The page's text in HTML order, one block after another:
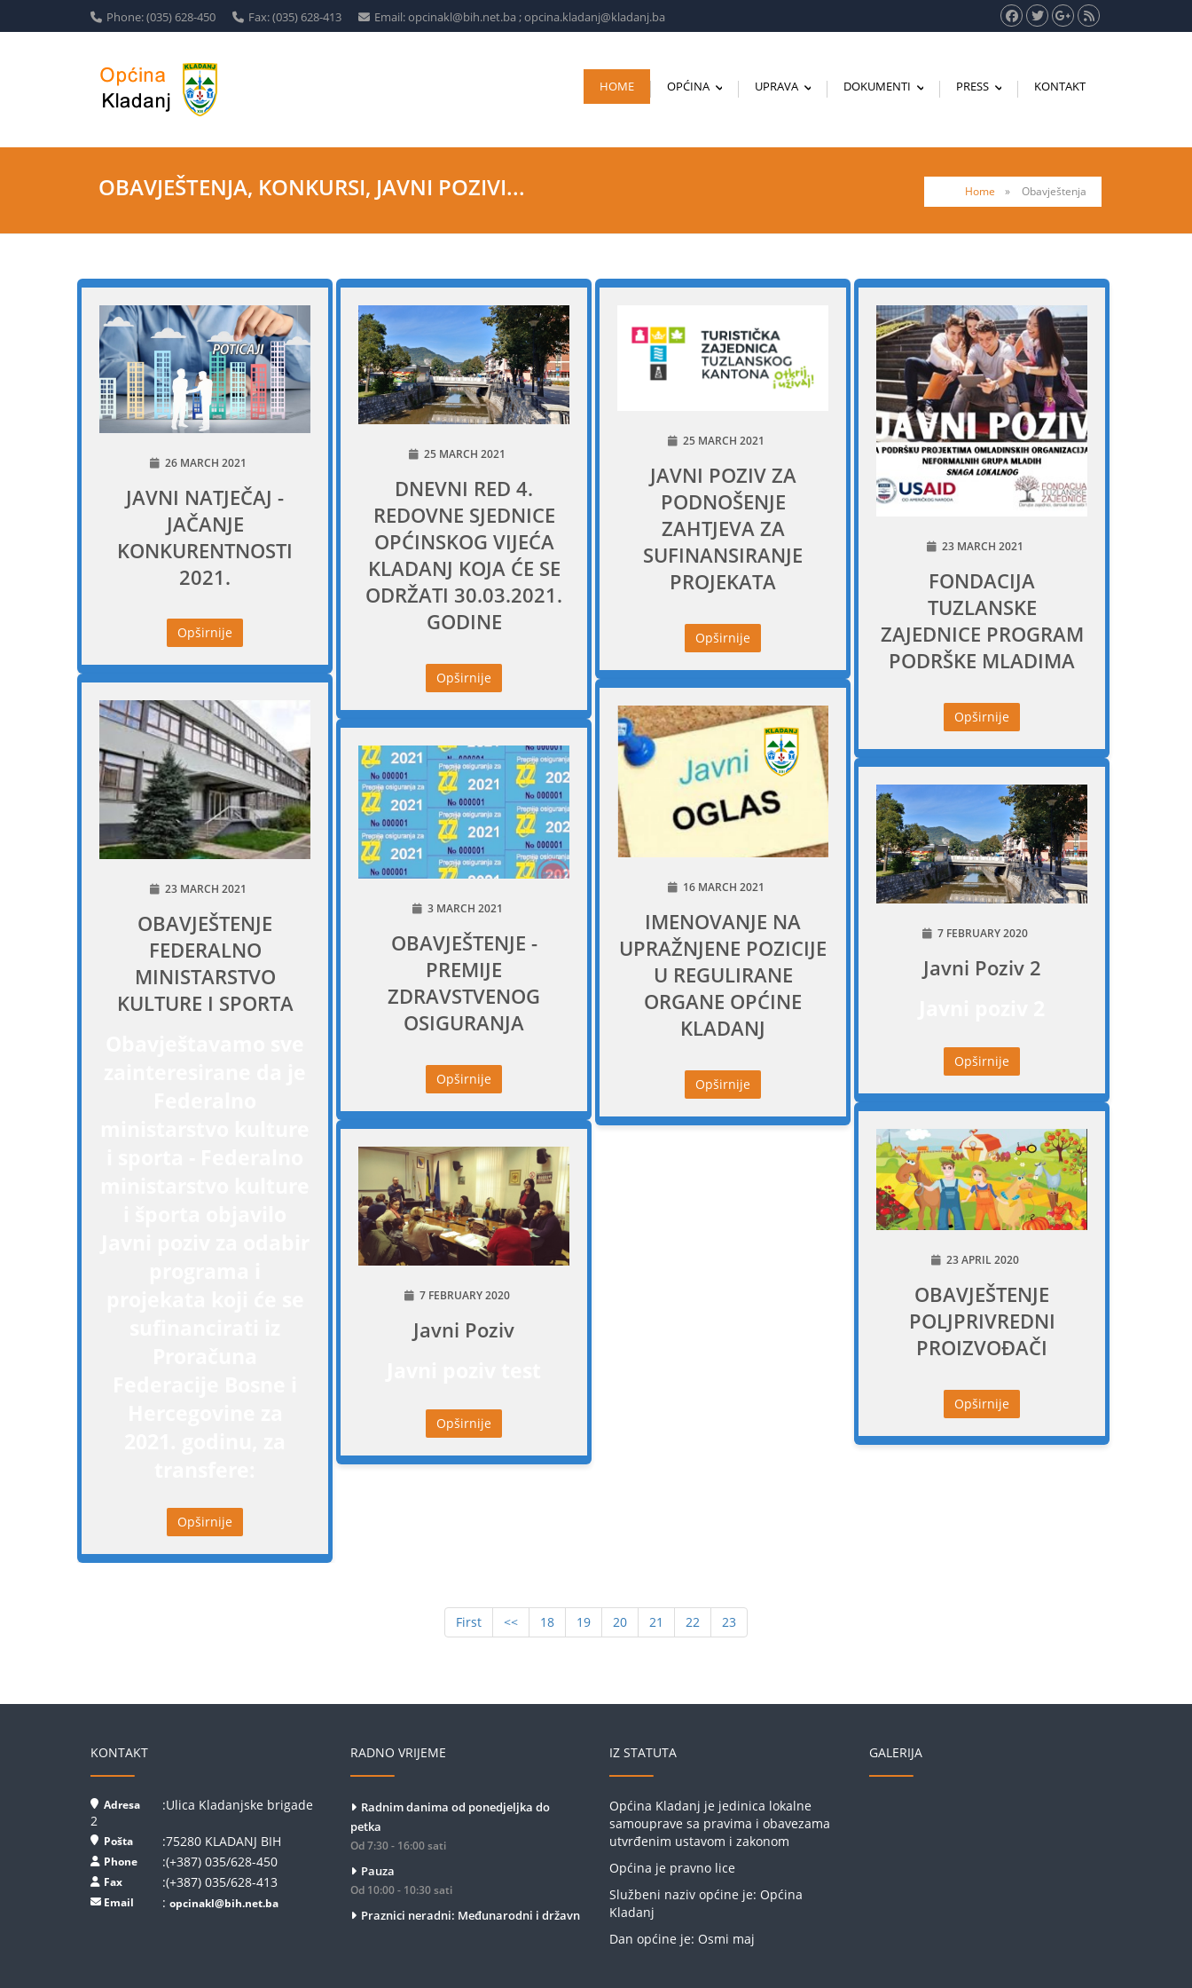
Phone: (035) 628-450 Fax: (035) 628-413 Email: opcinakl@bih.net.ba ; opcina.kladanj@kladanj.ba
HOME OPĆINA UPRAVA DOKUMENTI PRESS KONTAKT
Home » Obavještenja
OBAVJEŠTENJA, KONKURSI, JAVNI POZIVI...
26 MARCH 2021
JAVNI NATJEČAJ -
JAČANJE
KONKURENTNOSTI
2021.
Opširnije
25 MARCH 2021
DNEVNI RED 4.
REDOVNE SJEDNICE
OPĆINSKOG VIJEĆA
KLADANJ KOJA ĆE SE
ODRŽATI 30.03.2021.
GODINE
Opširnije
25 MARCH 2021
JAVNI POZIV ZA
PODNOŠENJE
ZAHTJEVA ZA
SUFINANSIRANJE
PROJEKATA
Opširnije
23 MARCH 2021
FONDACIJA
TUZLANSKE
ZAJEDNICE PROGRAM
PODRŠKE MLADIMA
Opširnije
23 MARCH 2021
OBAVJEŠTENJE
FEDERALNO
MINISTARSTVO
KULTURE I SPORTA
Opširnije
16 MARCH 2021
IMENOVANJE NA
UPRAŽNJENE POZICIJE
U REGULIRANE
ORGANE OPĆINE
KLADANJ
Opširnije
3 MARCH 2021
OBAVJEŠTENJE -
PREMIJE
ZDRAVSTVENOG
OSIGURANJA
Opširnije
7 FEBRUARY 2020
Javni Poziv 2
Opširnije
23 APRIL 2020
OBAVJEŠTENJE
POLJPRIVREDNI
PROIZVOĐAČI
Opširnije
7 FEBRUARY 2020
Javni Poziv
Opširnije
First << 18 19 20 21 22 23
KONTAKT
Adresa
:Ulica Kladanjske brigade
2
Pošta :75280 KLADANJ BIH
Phone :(+387) 035/628-450
Fax :(+387) 035/628-413
Email : opcinakl@bih.net.ba
RADNO VRIJEME
Radnim danima od ponedjeljka do
petka
Od 7:30 - 16:00 sati
Pauza
Od 10:00 - 10:30 sati
Praznici neradni: Međunarodni i državn
IZ STATUTA
Općina Kladanj je jedinica lokalne
samouprave sa pravima i obavezama
utvrđenim ustavom i zakonom
Općina je pravno lice
Službeni naziv općine je: Općina
Kladanj
Dan općine je: Osmi maj
GALERIJA